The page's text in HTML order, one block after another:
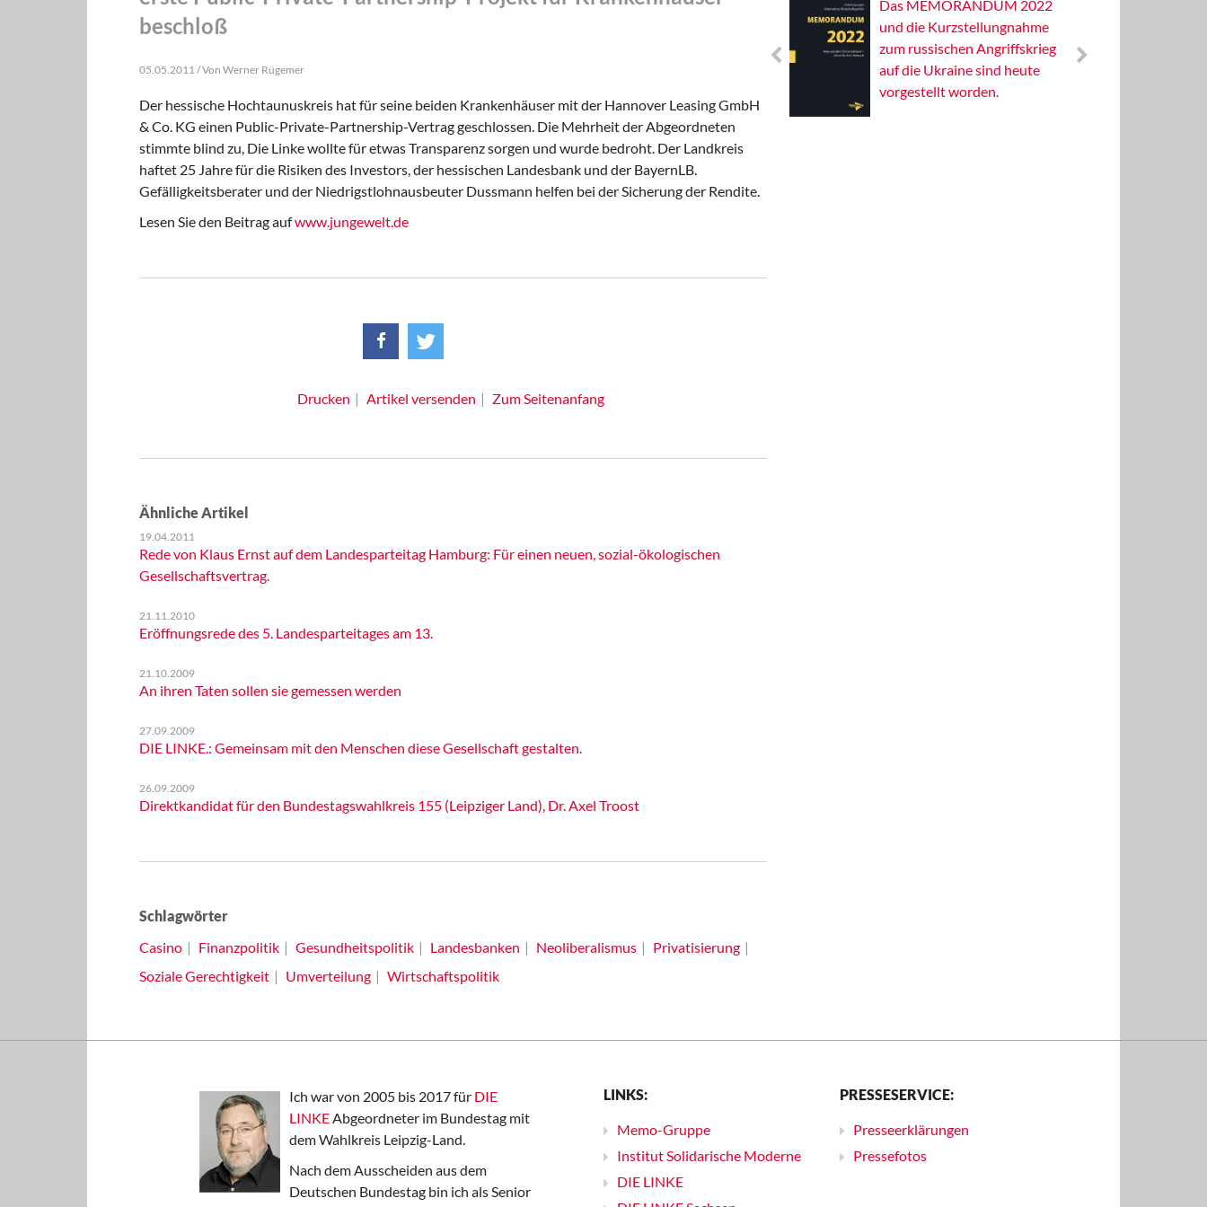
beschloß
05.05.2011 / Von Werner Rügemer
Der hessische Hochtaunuskreis hat für seine beiden Krankenhäuser mit der Hannover Leasing GmbH
& Co. KG einen Public-Private-Partnership-Vertrag geschlossen. Die Mehrheit der Abgeordneten
stimmte blind zu, Die Linke wollte für etwas Transparenz sorgen und wurde bedroht. Der Landkreis
haftet 25 Jahre für die Risiken des Investors, der hessischen Landesbank und der BayernLB.
Gefälligkeitsberater und der Niedrigstlohnausbeuter Dussmann helfen bei der Sicherung der Rendite.
Lesen Sie den Beitrag aufwww.jungewelt.de
Drucken Artikel versenden Zum Seitenanfang
Ähnliche Artikel
19.04.2011
Rede von Klaus Ernst auf dem Landesparteitag Hamburg: Für einen neuen, sozial-ökologischen
Gesellschaftsvertrag.
21.11.2010
Eröffnungsrede des 5. Landesparteitages am 13.
21.10.2009
An ihren Taten sollen sie gemessen werden
27.09.2009
DIE LINKE.: Gemeinsam mit den Menschen diese Gesellschaft gestalten.
26.09.2009
Direktkandidat für den Bundestagswahlkreis 155 (Leipziger Land), Dr. Axel Troost
Schlagwörter
Casino
Finanzpolitik Gesundheitspolitik Landesbanken Neoliberalismus
Privatisierung
Soziale Gerechtigkeit
Umverteilung Wirtschaftspolitik
Solidarisches EUropa -
Das MEMORANDUM 2022
und die Kurzstellungnahme
zum russischen Angriffskrieg
auf die Ukraine sind heute
vorgestellt worden.
Ich war von 2005 bis 2017 für DIE
LINKEAbgeordneter im Bundestag mit
dem Wahlkreis Leipzig-Land.
Nach dem Ausscheiden aus dem
Deutschen Bundestag bin ich als Senior
LINKS:
Memo-Gruppe
Institut Solidarische Moderne
DIE LINKE
PRESSESERVICE:
Presseerklärungen
Pressefotos